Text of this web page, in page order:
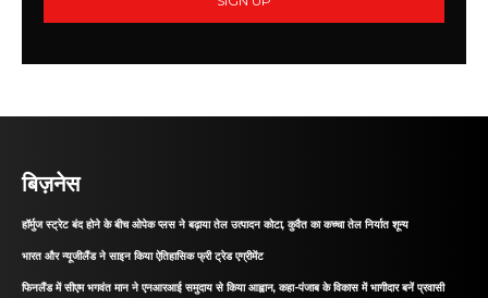
बिज़नेस
हॉर्मुज स्ट्रेट बंद होने के बीच ओपेक प्लस ने बढ़ाया तेल उत्पादन कोटा, कुवैत का कच्चा तेल निर्यात शून्य
भारत और न्यूजीलैंड ने साइन किया ऐतिहासिक फ्री ट्रेड एग्रीमेंट
फिनलैंड में सीएम भगवंत मान ने एनआरआई समुदाय से किया आह्वान, कहा-पंजाब के विकास में भागीदार बनें प्रवासी